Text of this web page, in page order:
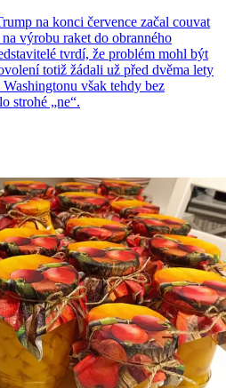
na konci července začal couvat
výrobu raket do obranného
tvrdí, že problém mohl být
totiž žádali už před dvěma lety
však tehdy bez
strohé „ne“.